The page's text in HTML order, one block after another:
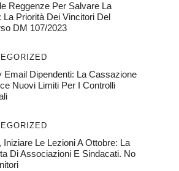
Reggenze Per Salvare La
La Priorità Dei Vincitori Del
DM 107/2023
Email Dipendenti: La Cassazione
Nuovi Limiti Per I Controlli
Iniziare Le Lezioni A Ottobre: La
Di Associazioni E Sindacati. No